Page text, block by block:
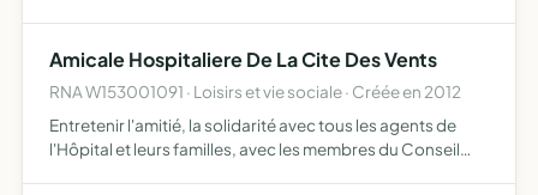
Amicale Hospitaliere De La Cite Des Vents
RNA W153001091 · Loisirs et vie sociale · Créée en 2012
Entretenir l'amitié, la solidarité avec tous les agents de
l'Hôpital et leurs familles, avec les membres du Conseil